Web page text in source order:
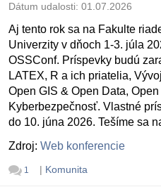
Dátum udalosti: 01.07.2026
Aj tento rok sa na Fakulte
Univerzity v dňoch 1-3. júla
OSSConf. Príspevky budú
LATEX, R a ich priatelia,
Open GIS & Open Data,
Kyberbezpečnosť. Vlastné
do 10. júna 2026. Tešíme sa
Zdroj: Web konferencie
1 | Komunita